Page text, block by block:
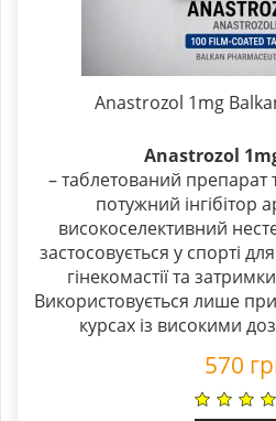
Anastrozol 1mg
Anastrozol
– таблетований препарат
потужний інгібітор
високоселективний
застосовується у спорті
гінекомастії та
Використовується лише
курсах із високими
570